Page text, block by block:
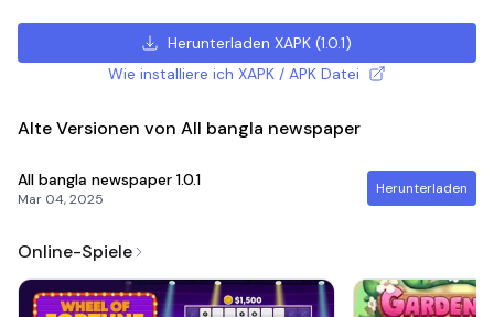
Herunterladen XAPK (1.0.1)
Wie installiere ich XAPK / APK Datei
Alte Versionen von All bangla newspaper
All bangla newspaper 1.0.1
Mar 04, 2025
Herunterladen
Online-Spiele